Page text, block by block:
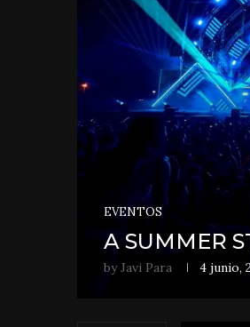
EVENTOS
A SUMMER
byJavi Para 4 junio,